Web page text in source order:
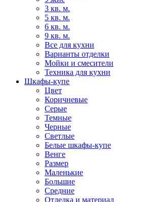
3 кв. м.
5 кв. м.
6 кв. м.
9 кв. м.
Все для кухни
Варианты отделки
Мойки и смесители
Техника для кухни
Шкафы-купе
Цвет
Коричневые
Серые
Темные
Черные
Светлые
Белые шкафы-купе
Венге
Размер
Маленькие
Большие
Средние
Отделка и материал